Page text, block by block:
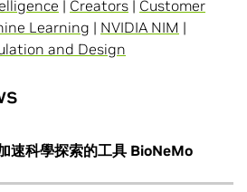
| Creators | Customer
Learning | NVIDIA NIM |
and Design
速科學探索的工具 BioNeMo